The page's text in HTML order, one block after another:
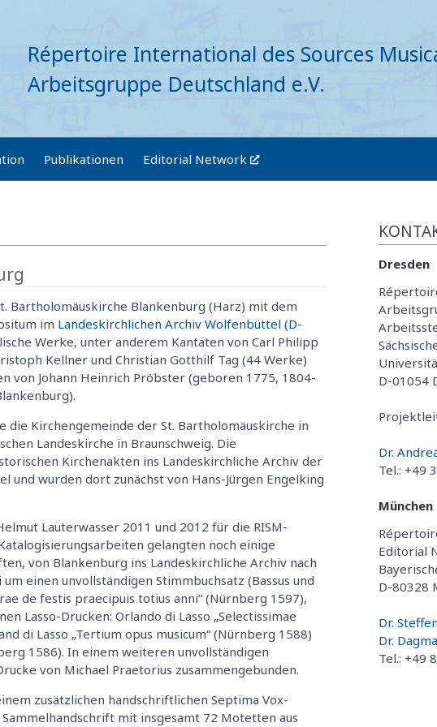
Répertoire International des Sources
Arbeitsgruppe Deutschland e.V.
Publikationen Editorial Network
Bartholomäuskirche Blankenburg (Harz) mit dem
im Landeskirchlichen Archiv Wolfenbüttel (D-
Werke, unter anderem Kantaten von Carl Philipp
Kellner und Christian Gotthilf Tag (44 Werke)
von Johann Heinrich Pröbster (geboren 1775, 1804-
Kirchengemeinde der St. Bartholomäuskirche in
Landeskirche in Braunschweig. Die
Kirchenakten ins Landeskirchliche Archiv der
und wurden dort zunächst von Hans-Jürgen Engelking
Lauterwasser 2011 und 2012 für die RISM-
gelangten noch einige
von Blankenburg ins Landeskirchliche Archiv nach
einen unvollständigen Stimmbuchsatz (Bassus und
de festis praecipuis totius anni“ (Nürnberg 1597),
Lasso-Drucken: Orlando di Lasso „Selectissimae
di Lasso „Tertium opus musicum“ (Nürnberg 1588)
1586). In einem weiteren unvollständigen
von Michael Praetorius zusammengebunden.
zusätzlichen handschriftlichen Septima Vox-
mit insgesamt 72 Motetten aus
Dresden
D-01054
Dr.
Tel.: +49
München
Editorial
D-80328
Dr.
Dr.
Tel.: +49